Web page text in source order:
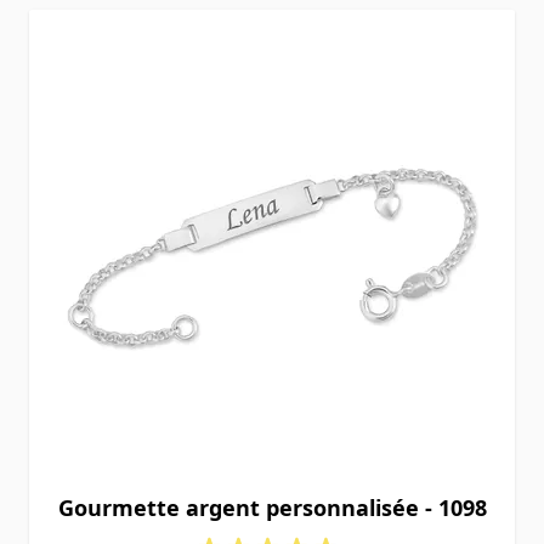
Gourmette argent personnalisée - 1098